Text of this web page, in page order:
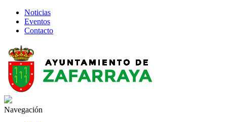
Noticias
Eventos
Contacto
Navegación